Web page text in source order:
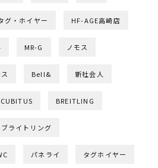
グ・ホイヤー HF-AGE高崎店
MR-G ノモス
Bell& 新社会人
CUBITUS BREITLING
ブライトリング
パネライ タグホイヤー